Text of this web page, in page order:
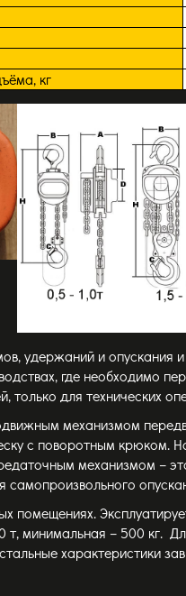
кг
удержаний и опускания
где необходимо
для технических
механизмом
с поворотным крюком.
механизмом –
помещениях.
т, минимальная – 500 кг.
характеристики